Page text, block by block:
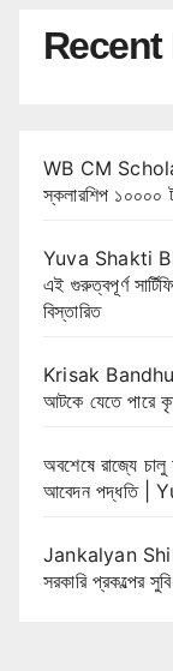
WB CM
স্কলারশিপ ১০০০০
Yuva Shakti
এই গুরুত্বপূর্ণ
বিস্তারিত
Krisak
আটকে যেতে পারে
অবশেষে রাজ্যে
আবেদন পদ্ধতি
Jankalyan
সরকারি প্রকল্পের